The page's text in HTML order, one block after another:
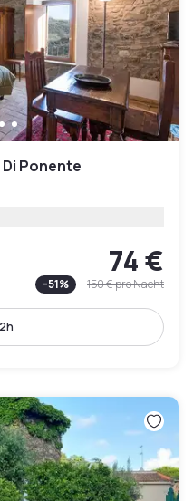
Ponente
74 €
-51% 150 €pro Nacht